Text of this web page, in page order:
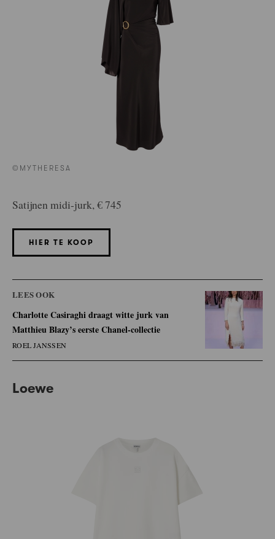
©MYTHERESA
Satijnen midi-jurk, € 745
HIER TE KOOP
LEES OOK
Charlotte Casiraghi draagt witte jurk van
Matthieu Blazy’s eerste Chanel-collectie
ROEL JANSSEN
Loewe